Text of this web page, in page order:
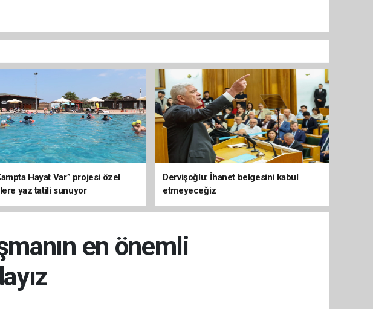
Hayat Var” projesi özel
yaz tatili sunuyor
Dervişoğlu: İhanet belgesini kabul
etmeyeceğiz
en önemli